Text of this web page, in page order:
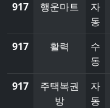
917 행운마트
자
동
917 활력
수
동
917
주택복권
방
자
동